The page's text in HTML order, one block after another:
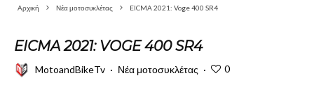
Αρχική Νέα μοτοσυκλέτας EICMA 2021: Voge 400 SR4
EICMA 2021: VOGE 400 SR4
MotoandBikeTv · Νέα μοτοσυκλέτας · 0